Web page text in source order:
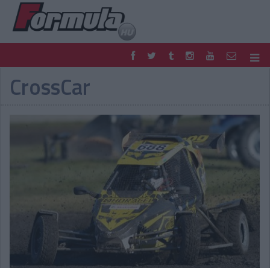
F1
FORMULA
SHOP
TIPPJÁTÉK
PONTÁLLÁSOK
CrossCar